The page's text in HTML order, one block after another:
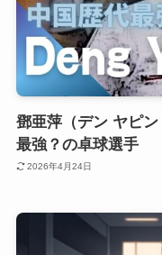
鄧亜萍（デン ヤピ
最強？の卓球選手
2026年4月24日